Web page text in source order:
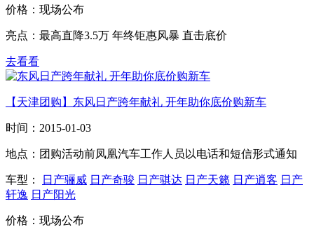
价格： 现场公布
亮点： 最高直降3.5万 年终钜惠风暴 直击底价
去看看
【天津团购】东风日产跨年献礼 开年助你底价购新车
时间： 2015-01-03
地点： 团购活动前凤凰汽车工作人员以电话和短信形式通知
车型： 日产骊威 日产奇骏 日产骐达 日产天籁 日产逍客 日产
轩逸 日产阳光
价格： 现场公布